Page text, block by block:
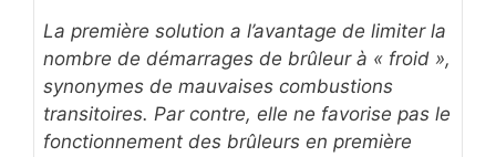
La première solution a l’avantage de limiter la
nombre de démarrages de brûleur à « froid »,
synonymes de mauvaises combustions
transitoires. Par contre, elle ne favorise pas le
fonctionnement des brûleurs en première